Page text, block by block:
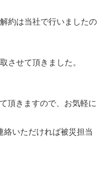
約は当社で行いましたの
させて頂きました。
頂きますので、お気軽に
絡いただければ被災担当